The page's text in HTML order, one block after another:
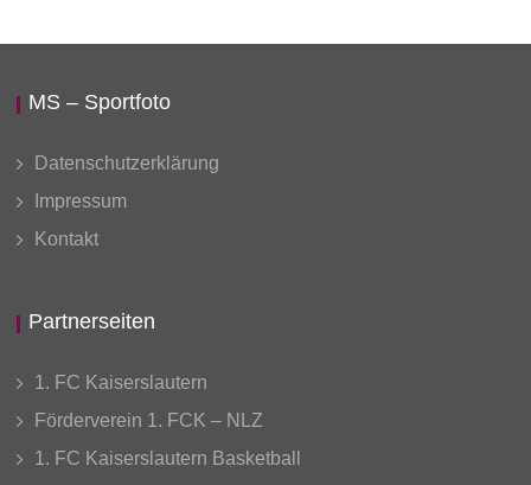
MS – Sportfoto
Datenschutzerklärung
Impressum
Kontakt
Partnerseiten
1. FC Kaiserslautern
Förderverein 1. FCK – NLZ
1. FC Kaiserslautern Basketball